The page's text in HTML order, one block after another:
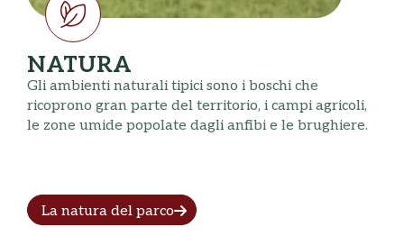
NATURA
Gli ambienti naturali tipici sono i boschi che
ricoprono gran parte del territorio, i campi agricoli,
le zone umide popolate dagli anfibi e le brughiere.
La natura del parco